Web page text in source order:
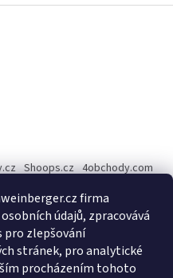
firma
údajů, zpracovává
pro zlepšování
stránek, pro analytické
procházením tohoto
Shoops.cz 4obchody.com
cen - Dobchody.cz
on